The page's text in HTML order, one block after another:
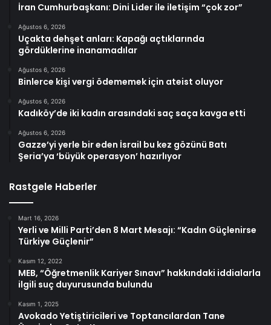
İran Cumhurbaşkanı: Dini Lider ile iletişim “çok zor”
Ağustos 6, 2026
Uçakta dehşet anları: Kapağı açtıklarında
gördüklerine inanamadılar
Ağustos 6, 2026
Binlerce kişi vergi ödememek için ateist oluyor
Ağustos 6, 2026
Kadıköy’de iki kadın arasındaki saç saça kavga etti
Ağustos 6, 2026
Gazze’yi yerle bir eden İsrail bu kez gözünü Batı
Şeria’ya ‘büyük operasyon’ hazırlıyor
Rastgele Haberler
Mart 16, 2026
Yerli ve Milli Parti’den 8 Mart Mesajı: “Kadın Güçlenirse
Türkiye Güçlenir”
Kasım 12, 2022
MEB, “Öğretmenlik Kariyer Sınavı” hakkındaki iddialarla
ilgili suç duyurusunda bulundu
Kasım 1, 2025
Avokado Yetiştiricileri ve Toptancılardan Tane